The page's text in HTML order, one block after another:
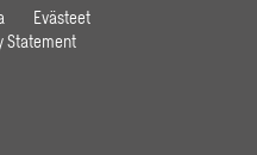
Evästeet
Statement